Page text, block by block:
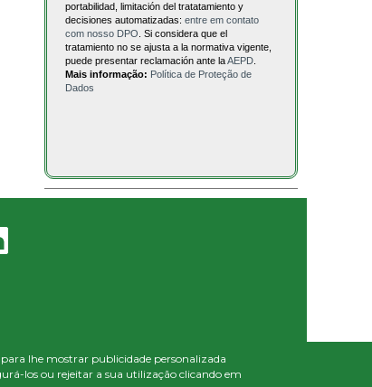
lhe mostrar publicidade personalizada
los ou rejeitar a sua utilização clicando em
portabilidad, limitación del tratatamiento y
decisiones automatizadas: entre em contato
com nosso DPO . Si considera que el
tratamiento no se ajusta a la normativa vigente,
puede presentar reclamación ante laAEPD
Mais informação: Política de Proteção de
Dados